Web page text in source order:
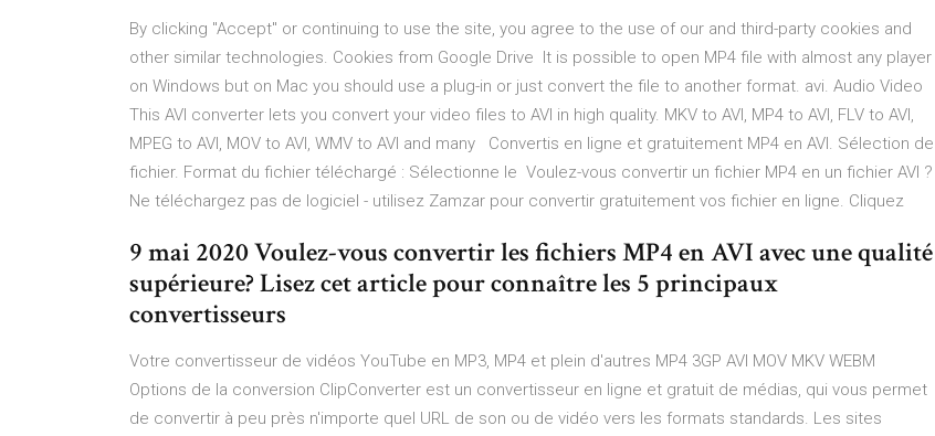
By clicking "Accept" or continuing to use the site, you agree to the use of our and third-party cookies and
other similar technologies. Cookies from Google Drive It is possible to open MP4 file with almost any player
on Windows but on Mac you should use a plug-in or just convert the file to another format. avi. Audio Video
This AVI converter lets you convert your video files to AVI in high quality. MKV to AVI, MP4 to AVI, FLV to AVI,
MPEG to AVI, MOV to AVI, WMV to AVI and many Convertis en ligne et gratuitement MP4 en AVI. Sélection de
fichier. Format du fichier téléchargé : Sélectionne le Voulez-vous convertir un fichier MP4 en un fichier AVI ?
Ne téléchargez pas de logiciel - utilisez Zamzar pour convertir gratuitement vos fichier en ligne. Cliquez
9 mai 2020 Voulez-vous convertir les fichiers MP4 en AVI avec une qualité
supérieure? Lisez cet article pour connaître les 5 principaux
convertisseurs
Votre convertisseur de vidéos YouTube en MP3, MP4 et plein d'autres MP4 3GP AVI MOV MKV WEBM
Options de la conversion ClipConverter est un convertisseur en ligne et gratuit de médias, qui vous permet
de convertir à peu près n'importe quel URL de son ou de vidéo vers les formats standards. Les sites